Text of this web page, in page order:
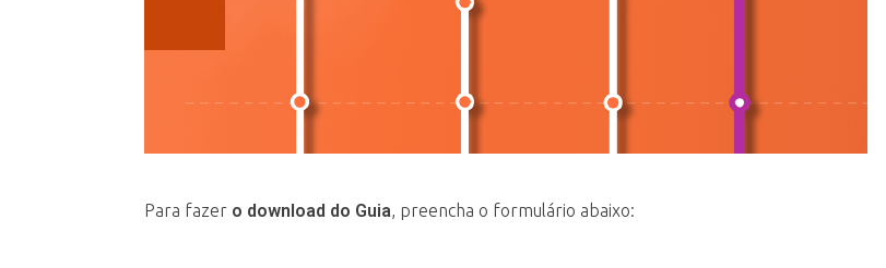
Para fazer o download do Guia, preencha o formulário abaixo: